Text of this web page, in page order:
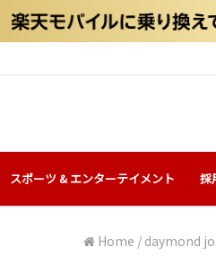
スポーツ & エンターテイメント 採
Home / daymond